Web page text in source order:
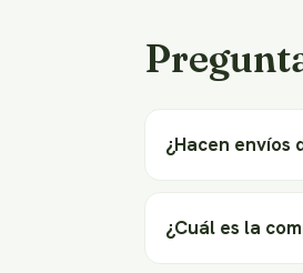
¿Hacen envíos
¿Cuál es la